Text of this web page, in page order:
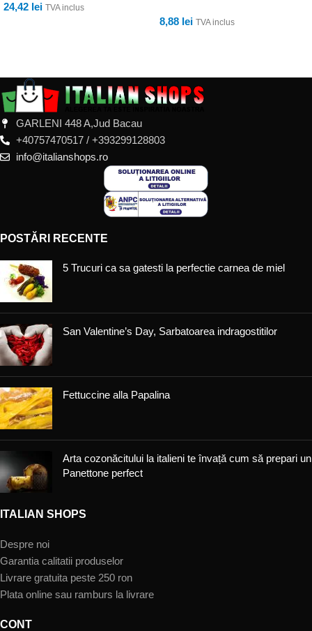
24,42 lei TVA inclus
8,88 lei TVA inclus
GARLENI 448 A,Jud Bacau
+40757470517 / +393299128803
info@italianshops.ro
POSTĂRI RECENTE
5 Trucuri ca sa gatesti la perfectie carnea de miel
San Valentine’s Day, Sarbatoarea indragostitilor
Fettuccine alla Papalina
Arta cozonăcitului la italieni te învață cum să prepari un
Panettone perfect
ITALIAN SHOPS
Despre noi
Garantia calitatii produselor
Livrare gratuita peste 250 ron
Plata online sau ramburs la livrare
CONT